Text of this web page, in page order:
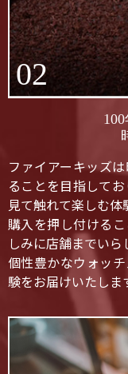
02
ファイアーキッズ
ることを目指して
見て触れて楽しむ体
購入を押し付ける
しみに店舗までいら
個性豊かなウォッ
験をお届けいたしま